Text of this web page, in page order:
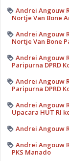
Andrei Angouw
Nortje Van Bone
Andrei Angouw
Nortje Van Bone
Andrei Angouw
Paripurna DPRD
Andrei Angouw
Paripurna DPRD
Andrei Angouw
Upacara HUT RI
Andrei Angouw
Andrei Angouw
PKS Manado